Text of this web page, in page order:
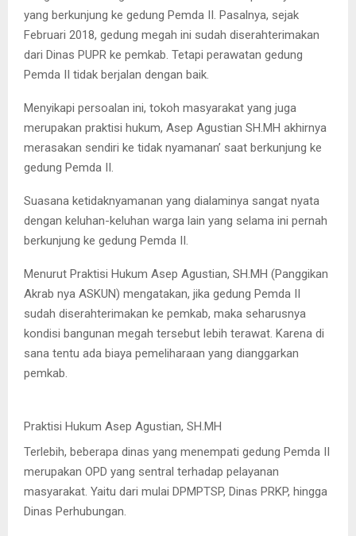
yang berkunjung ke gedung Pemda II. Pasalnya, sejak
Februari 2018, gedung megah ini sudah diserahterimakan
dari Dinas PUPR ke pemkab. Tetapi perawatan gedung
Pemda II tidak berjalan dengan baik.
Menyikapi persoalan ini, tokoh masyarakat yang juga
merupakan praktisi hukum, Asep Agustian SH.MH akhirnya
merasakan sendiri ke tidak nyamanan’ saat berkunjung ke
gedung Pemda II.
Suasana ketidaknyamanan yang dialaminya sangat nyata
dengan keluhan-keluhan warga lain yang selama ini pernah
berkunjung ke gedung Pemda II.
Menurut Praktisi Hukum Asep Agustian, SH.MH (Panggikan
Akrab nya ASKUN) mengatakan, jika gedung Pemda II
sudah diserahterimakan ke pemkab, maka seharusnya
kondisi bangunan megah tersebut lebih terawat. Karena di
sana tentu ada biaya pemeliharaan yang dianggarkan
pemkab.
Praktisi Hukum Asep Agustian, SH.MH
Terlebih, beberapa dinas yang menempati gedung Pemda II
merupakan OPD yang sentral terhadap pelayanan
masyarakat. Yaitu dari mulai DPMPTSP, Dinas PRKP, hingga
Dinas Perhubungan.